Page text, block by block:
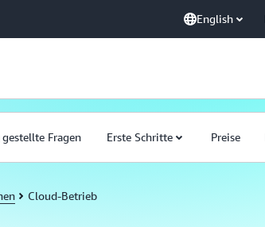
English
Fragen Erste Schritte Preise
Cloud-Betrieb